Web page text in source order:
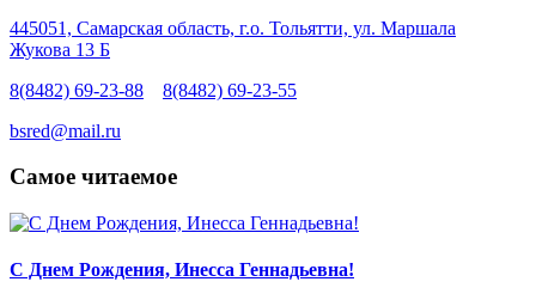
445051, Самарская область, г.о. Тольятти, ул. Маршала
Жукова 13 Б
8(8482) 69-23-88
8(8482) 69-23-55
bsred@mail.ru
Самое читаемое
С Днем Рождения, Инесса Геннадьевна!